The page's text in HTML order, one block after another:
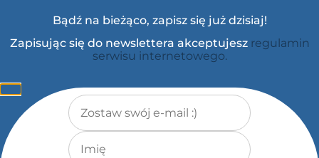
Bądź na bieżąco, zapisz się już dzisiaj!
Zapisując się do newslettera akceptujesz regulamin
serwisu internetowego.
Adres e-mail*
Imię